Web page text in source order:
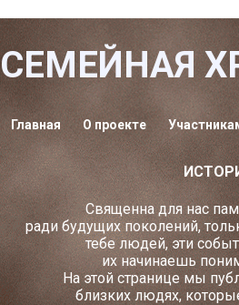
СЕМЕЙНАЯ
Главная О проекте
Священна для нас
ради будущих поколений,
тебе людей, эти
их начинаешь
На этой странице мы
близких людях,